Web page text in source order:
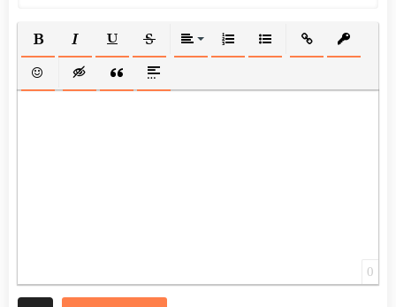
ПОЛУЖИРНЫЙ
КУРСИВПОДЧЕРКНУТЫЙ
ЗАЧЕРКНУТЫЙВЫРАВНИВАНИЕ
НУМЕРОВАННЫЙ СПИСОК
МАРКИРОВАННЫЙ
ВСТАВИТЬ
ВСТАВИТЬ СМАЙЛИК
ВСТАВКА СКРЫТОГО ТЕКСТА
ВСТАВКА ЦИТАТЫ
ВСТАВКА СПОЙЛЕРА
0